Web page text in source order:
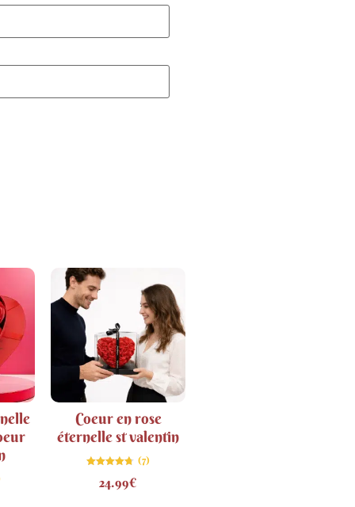
Coeur en rose
éternelle st valentin
4.71
sur 5
(7)
24.99€